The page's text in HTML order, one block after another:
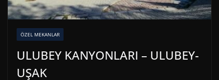
ÖZEL MEKANLAR
ULUBEY KANYONLARI – ULUBEY-
UŞAK